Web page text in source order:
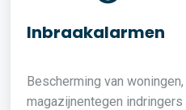
Inbraakalarmen
Bescherming van
magazijnentegen